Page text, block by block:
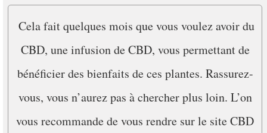
Cela fait quelques mois que vous voulez avoir du
CBD, une infusion de CBD, vous permettant de
bénéficier des bienfaits de ces plantes. Rassurez-
vous, vous n’aurez pas à chercher plus loin. L’on
vous recommande de vous rendre sur le site CBD